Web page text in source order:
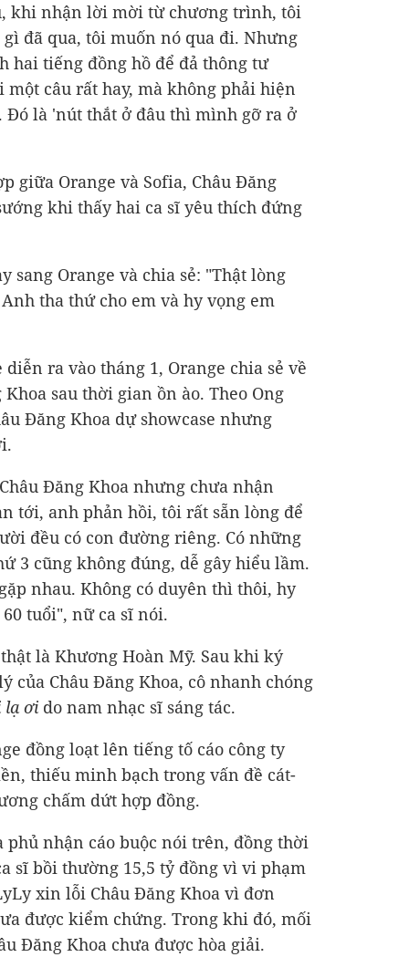
khi nhận lời mời từ chương trình, tôi
đã qua, tôi muốn nó qua đi. Nhưng
hai tiếng đồng hồ để đả thông tư
câu rất hay, mà không phải hiện
Đó là 'nút thắt ở đâu thì mình gỡ ra ở
giữa Orange và Sofia, Châu Đăng
khi thấy hai ca sĩ yêu thích đứng
sang Orange và chia sẻ: "Thật lòng
tha thứ cho em và hy vọng em
ra vào tháng 1, Orange chia sẻ về
sau thời gian ồn ào. Theo Ong
Đăng Khoa dự showcase nhưng
Đăng Khoa nhưng chưa nhận
tới, anh phản hồi, tôi rất sẵn lòng để
đều có con đường riêng. Có những
3 cũng không đúng, dễ gây hiểu lầm.
nhau. Không có duyên thì thôi, hy
tuổi", nữ ca sĩ nói.
là Khương Hoàn Mỹ. Sau khi ký
của Châu Đăng Khoa, cô nhanh chóng
lạ ơi do nam nhạc sĩ sáng tác.
đồng loạt lên tiếng tố cáo công ty
thiếu minh bạch trong vấn đề cát-
chấm dứt hợp đồng.
phủ nhận cáo buộc nói trên, đồng thời
sĩ bồi thường 15,5 tỷ đồng vì vi phạm
xin lỗi Châu Đăng Khoa vì đơn
được kiểm chứng. Trong khi đó, mối
Đăng Khoa chưa được hòa giải.